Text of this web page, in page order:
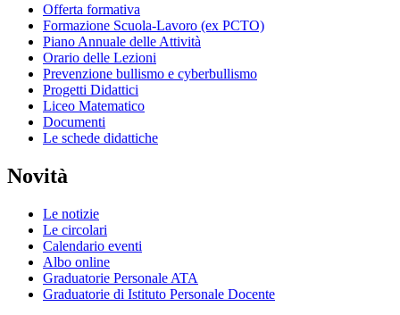
Offerta formativa
Formazione Scuola-Lavoro (ex PCTO)
Piano Annuale delle Attività
Orario delle Lezioni
Prevenzione bullismo e cyberbullismo
Progetti Didattici
Liceo Matematico
Documenti
Le schede didattiche
Novità
Le notizie
Le circolari
Calendario eventi
Albo online
Graduatorie Personale ATA
Graduatorie di Istituto Personale Docente